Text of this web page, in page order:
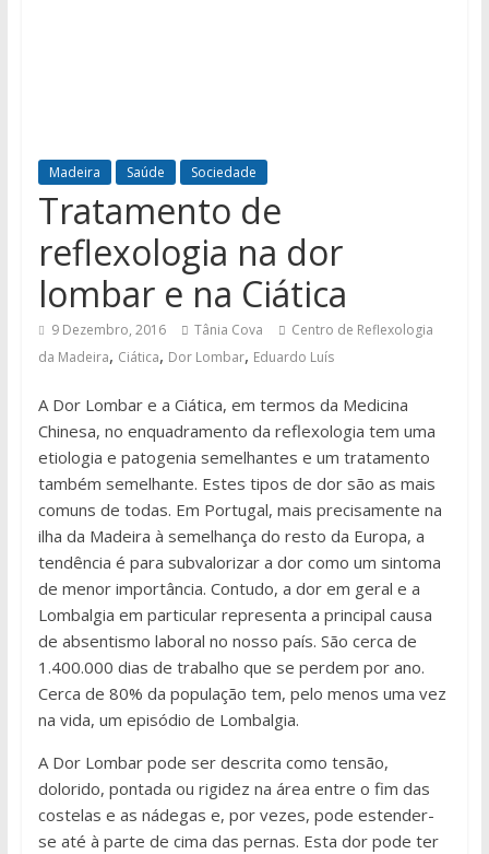
Madeira Saúde Sociedade
Tratamento de
reflexologia na dor
lombar e na Ciática
9 Dezembro, 2016 Tânia Cova
Centro de Reflexologia
da Madeira, Ciática, Dor Lombar, Eduardo Luís
A Dor Lombar e a Ciática, em termos da Medicina
Chinesa, no enquadramento da reflexologia tem uma
etiologia e patogenia semelhantes e um tratamento
também semelhante. Estes tipos de dor são as mais
comuns de todas. Em Portugal, mais precisamente na
ilha da Madeira à semelhança do resto da Europa, a
tendência é para subvalorizar a dor como um sintoma
de menor importância. Contudo, a dor em geral e a
Lombalgia em particular representa a principal causa
de absentismo laboral no nosso país. São cerca de
1.400.000 dias de trabalho que se perdem por ano.
Cerca de 80% da população tem, pelo menos uma vez
na vida, um episódio de Lombalgia.
A Dor Lombar pode ser descrita como tensão,
dolorido, pontada ou rigidez na área entre o fim das
costelas e as nádegas e, por vezes, pode estender-
se até à parte de cima das pernas. Esta dor pode ter